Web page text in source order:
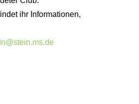
ihr Informationen,